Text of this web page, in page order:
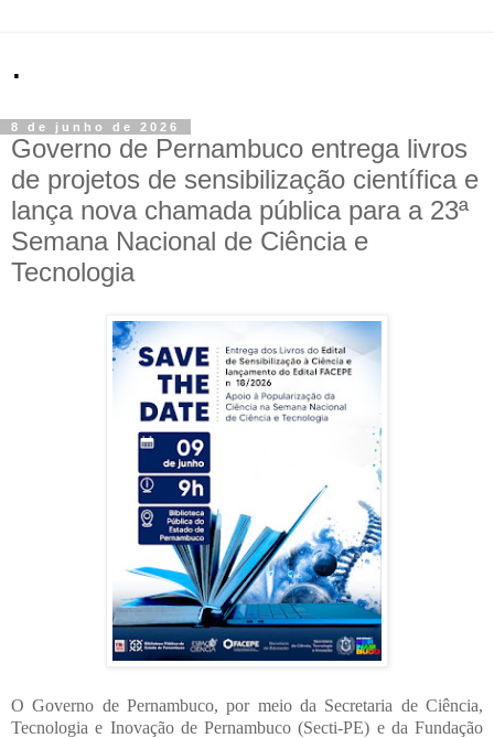
.
8 de junho de 2026
Governo de Pernambuco entrega livros
de projetos de sensibilização científica e
lança nova chamada pública para a 23ª
Semana Nacional de Ciência e
Tecnologia
O Governo de Pernambuco, por meio da Secretaria de Ciência,
Tecnologia e Inovação de Pernambuco (Secti-PE) e da Fundação